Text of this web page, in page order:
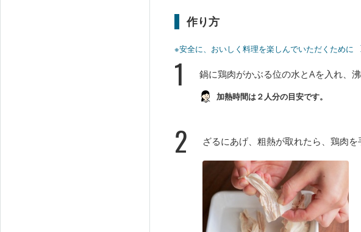
作り方
※安全に、おいしく料理を楽しんでいただくために
1 鍋に鶏肉がかぶる位の水とAを入れ、
加熱時間は２人分の目安です。
2 ざるにあげ、粗熱が取れたら、鶏肉を